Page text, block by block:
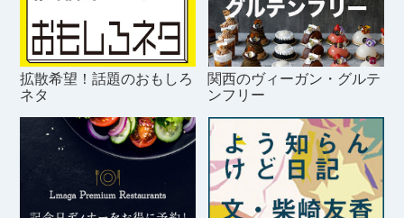
拡散希望！話題のおもしろ
ネタ
関西のヴィーガン・グルテ
ンフリー